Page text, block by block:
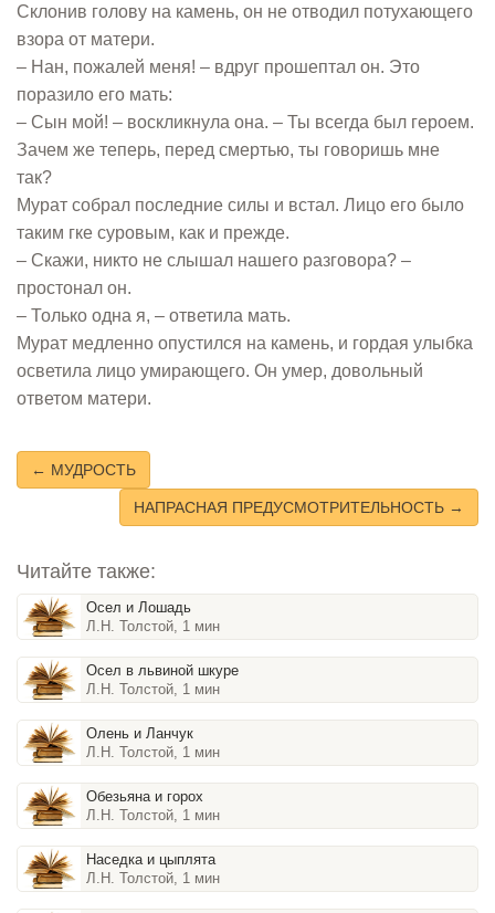
Склонив голову на камень, он не отводил потухающего
взора от матери.
– Нан, пожалей меня! – вдруг прошептал он. Это
поразило его мать:
– Сын мой! – воскликнула она. – Ты всегда был героем.
Зачем же теперь, перед смертью, ты говоришь мне
так?
Мурат собрал последние силы и встал. Лицо его было
таким гке суровым, как и прежде.
– Скажи, никто не слышал нашего разговора? –
простонал он.
– Только одна я, – ответила мать.
Мурат медленно опустился на камень, и гордая улыбка
осветила лицо умирающего. Он умер, довольный
ответом матери.
← МУДРОСТЬ
НАПРАСНАЯ ПРЕДУСМОТРИТЕЛЬНОСТЬ →
Читайте также:
Осел и Лошадь
Л.Н. Толстой, 1 мин
Осел в львиной шкуре
Л.Н. Толстой, 1 мин
Олень и Ланчук
Л.Н. Толстой, 1 мин
Обезьяна и горох
Л.Н. Толстой, 1 мин
Наседка и цыплята
Л.Н. Толстой, 1 мин